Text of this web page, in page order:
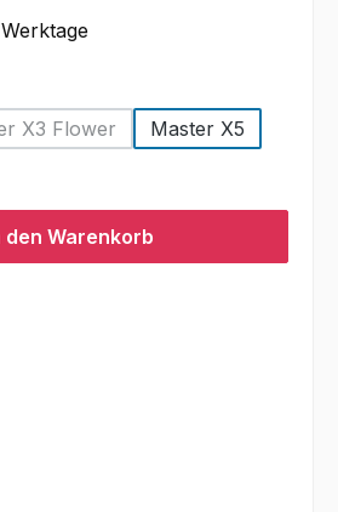
X3 Flower
(Diese Option ist zurzeit nicht
Master X5
ein oder benutze die Schaltflächen
den Warenkorb